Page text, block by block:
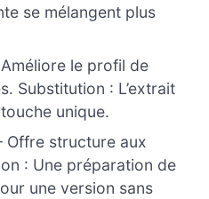
se mélangent plus
le profil de
Substitution : L’extrait
unique.
Offre structure aux
: Une préparation de
une version sans